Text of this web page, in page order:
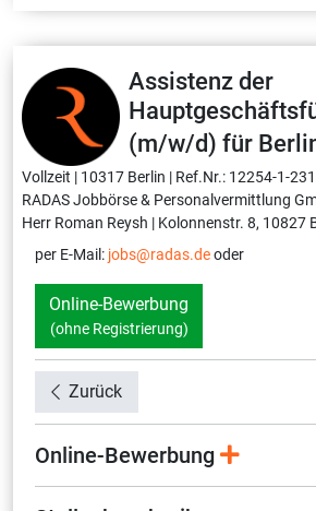
Assistenz der
(m/w/d) für
Vollzeit | 10317 Berlin | Ref.Nr.: 12254-1-
RADAS Jobbörse & Personalvermittlung
Herr Roman Reysh | Kolonnenstr. 8, 10827
per E-Mail: jobs@radas.deoder
Online-Bewerbung
(ohne Registrierung)
Zurück
Online-Bewerbung